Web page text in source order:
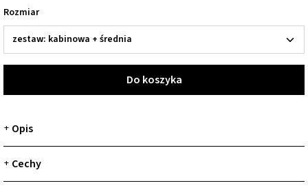
Rozmiar
Do koszyka
+ Opis
+ Cechy